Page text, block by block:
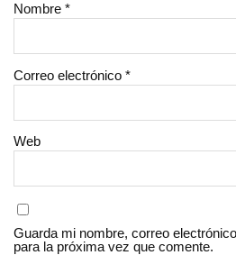
Nombre*
Correo electrónico*
Web
Guarda mi nombre, correo
para la próxima vez que comente.